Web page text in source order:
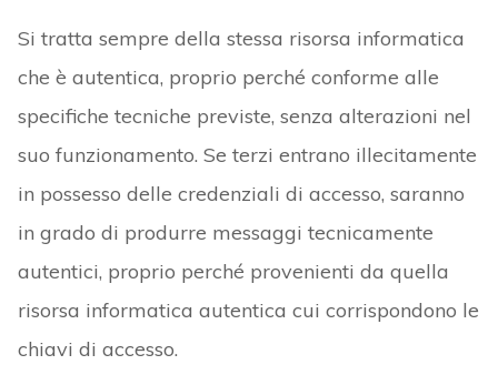
Si tratta sempre della stessa risorsa informatica
che è autentica, proprio perché conforme alle
specifiche tecniche previste, senza alterazioni nel
suo funzionamento. Se terzi entrano illecitamente
in possesso delle credenziali di accesso, saranno
in grado di produrre messaggi tecnicamente
autentici, proprio perché provenienti da quella
risorsa informatica autentica cui corrispondono le
chiavi di accesso.